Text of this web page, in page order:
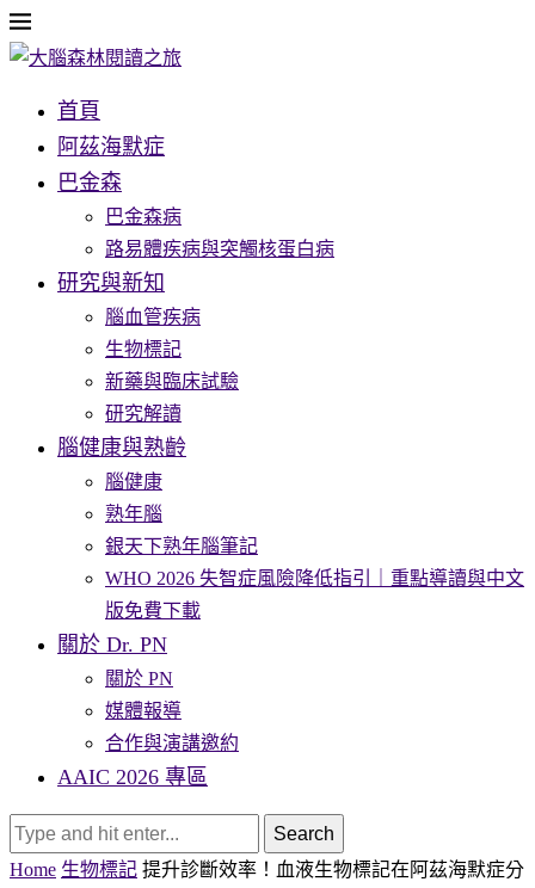
首頁
阿茲海默症
巴金森
巴金森病
路易體疾病與突觸核蛋白病
研究與新知
腦血管疾病
生物標記
新藥與臨床試驗
研究解讀
腦健康與熟齡
腦健康
熟年腦
銀天下熟年腦筆記
WHO 2026 失智症風險降低指引｜重點導讀與中文
版免費下載
關於 Dr. PN
關於 PN
媒體報導
合作與演講邀約
AAIC 2026 專區
Search
Home 生物標記 提升診斷效率！血液生物標記在阿茲海默症分